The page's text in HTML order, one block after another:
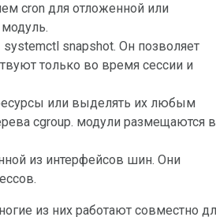
cron для отложенной или
snapshot. Он позволяет
только во время сессии и
или выделять их любым
cgroup. модули размещаются в
из интерфейсов шин. Они